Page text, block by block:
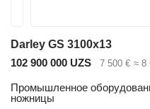
Darley GS 3100x13
102 900 000 UZS
7 500 € ≈ 8
Промышленное
ножницы